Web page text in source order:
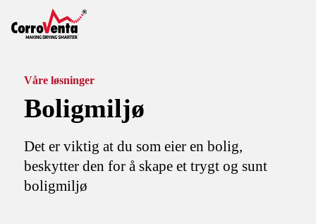
Våre løsninger
Boligmiljø
Det er viktig at du som eier en bolig,
beskytter den for å skape et trygt og sunt
boligmiljø